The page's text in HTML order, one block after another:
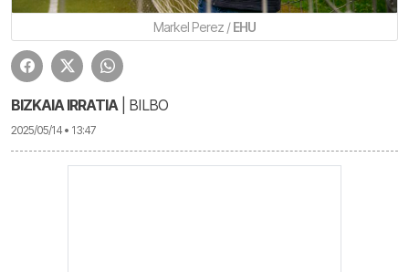
Markel Perez /EHU
BIZKAIA IRRATIA| BILBO
2025/05/14 • 13:47